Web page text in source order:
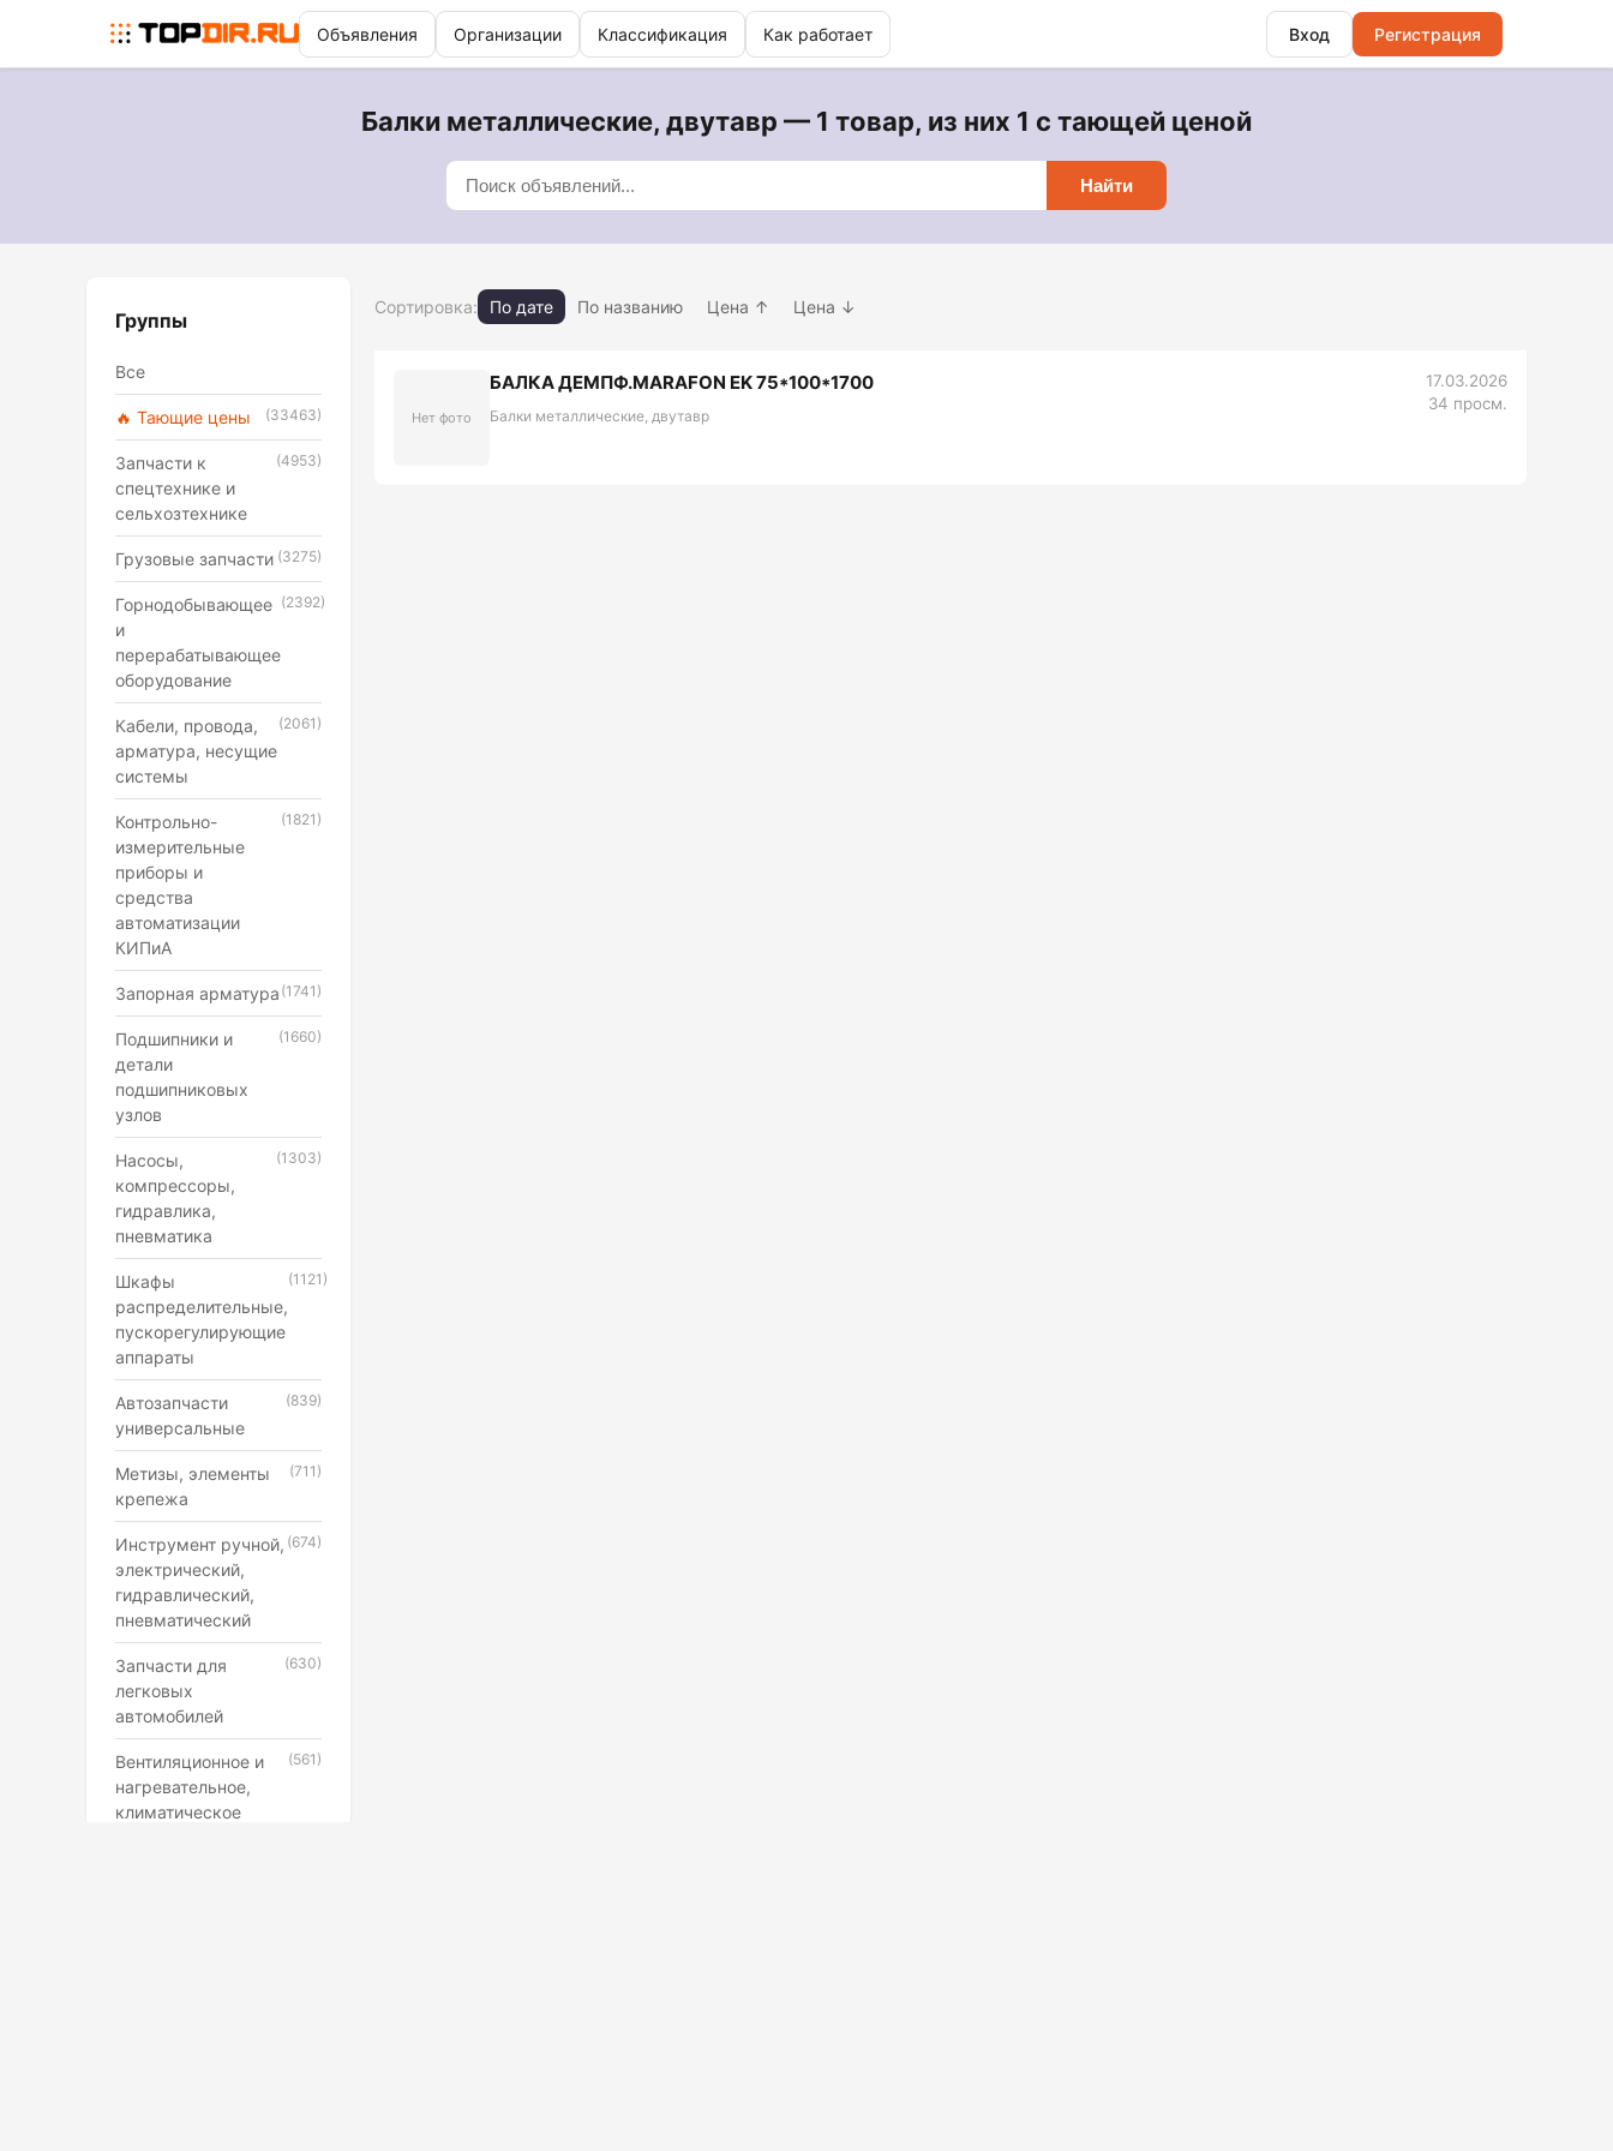
Объявления Организации Классификация Как работает Вход Регистрация
Балки металлические, двутавр — 1 товар, из них 1 с тающей ценой
Найти
Группы
Все
🔥 Тающие цены (33463)
Запчасти к
спецтехнике и
сельхозтехнике
(4953)
Грузовые запчасти (3275)
Горнодобывающее
и
перерабатывающее
оборудование
(2392)
Кабели, провода,
арматура, несущие
системы
(2061)
Контрольно-
измерительные
приборы и
средства
автоматизации
КИПиА
(1821)
Запорная арматура (1741)
Подшипники и
детали
подшипниковых
узлов
(1660)
Насосы,
компрессоры,
гидравлика,
пневматика
(1303)
Шкафы
распределительные,
пускорегулирующие
аппараты
(1121)
Автозапчасти
универсальные
(839)
Метизы, элементы
крепежа
(711)
Инструмент ручной,
электрический,
гидравлический,
пневматический
(674)
Запчасти для
легковых
автомобилей
(630)
Вентиляционное и
нагревательное,
климатическое
(561)
Сортировка: По дате По названию Цена ↑ Цена ↓
Нет фото
БАЛКА ДЕМПФ.MARAFON EK 75*100*1700
Балки металлические, двутавр
17.03.2026
34 просм.